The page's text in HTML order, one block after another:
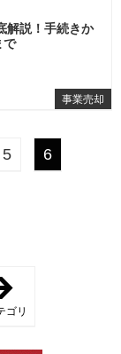
事業売却
解説！手続きか
で
5 6
ゴリ